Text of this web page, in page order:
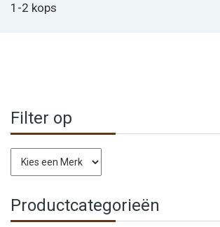
1-2 kops
Filter op
Productcategorieën